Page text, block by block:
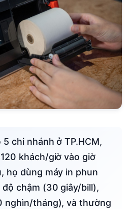
khách/giờ vào giờ
họ dùng máy in phun
chậm (30 giây/bill),
nghìn/tháng), và thường